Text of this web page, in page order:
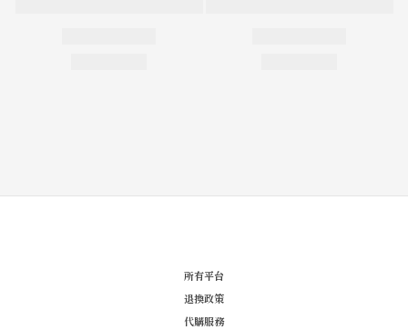
所有平台
退換政策
代購服務